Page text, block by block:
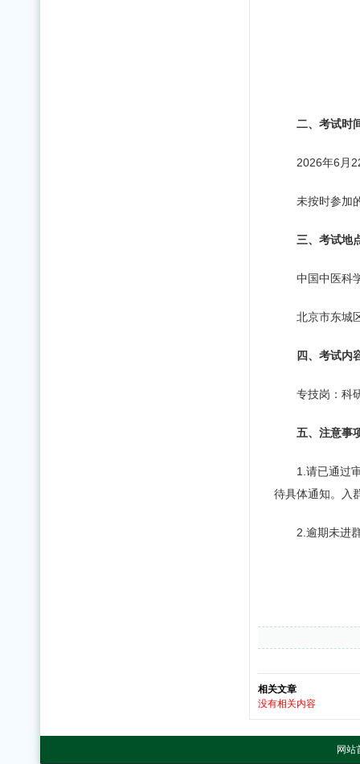
二、 考试时
2026年6月
未按时参加
三、 考试地
中国中医科
北京市东城
四、 考试内
专技岗：科
五、注意事
1.请已通过
待具体通知。入
2.逾期未进
相关文章
没有相关内容
网站